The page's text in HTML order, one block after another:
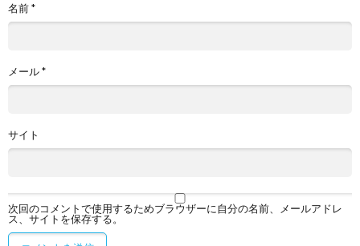
名前*
メール*
サイト
次回のコメントで使用するためブラウザーに自分の名前、メールアドレ
ス、サイトを保存する。